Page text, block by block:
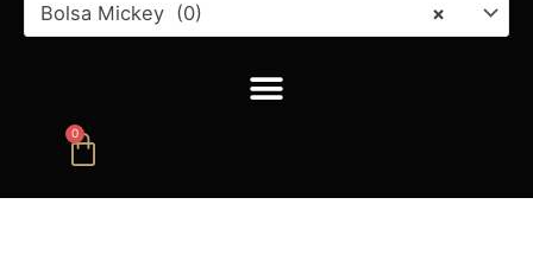
×
Bolsa Mickey (0)
0
Carrinho